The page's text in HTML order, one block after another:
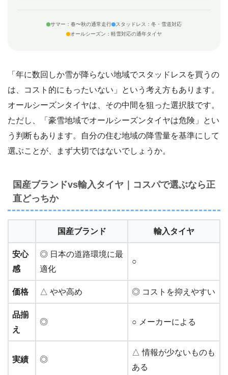
サマー：春〜秋の通常走行
スタッドレス：冬・雪道対応
オールシーズン：軽雪対応の通年タイヤ
「年に数回しか雪が降らない地域でスタッドレスを買うの
は、コスト的にもったいない」という考え方もあります。
オールシーズンタイヤは、その中間を狙った選択肢です。
ただし、「豪雪地域でオールシーズンタイヤは危険」とい
う判断もあります。自分の住む地域の降雪量を基準にして
選ぶことが、まず大切ではないでしょうか。
国産ブランドvs輸入タイヤ｜コスパで選ぶなら正
直どっちか
国産ブランド 輸入タイヤ
安心
感
◎ 日本の道路環境に最
適化
○
価格 △ やや高め ◎ コストを抑えやすい
品揃
え
◎ ○ メーカーによる
実績 ◎
△ 情報が少ないものも
ある